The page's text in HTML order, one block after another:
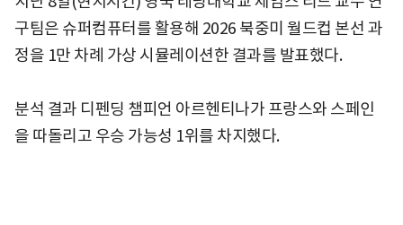
구팀은 슈퍼컴퓨터를 활용해 2026 북중미 월드컵 본선 과
정을 1만 차례 가상 시뮬레이션한 결과를 발표했다.
분석 결과 디펜딩 챔피언 아르헨티나가 프랑스와 스페인
을 따돌리고 우승 가능성 1위를 차지했다.